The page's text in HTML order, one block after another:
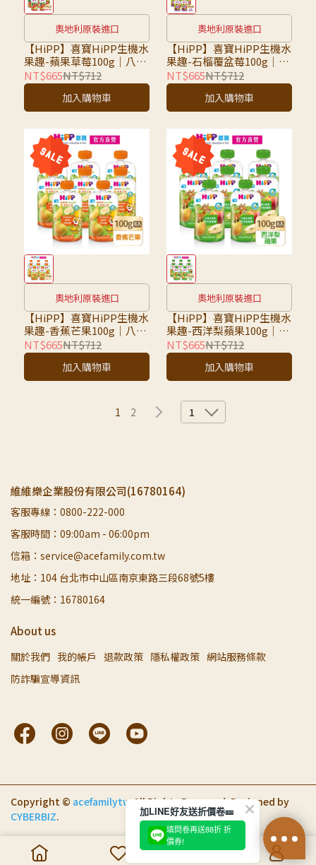
奧地利原裝進口
【HiPP】喜寶HiPP生機水
果趣-蘋果草莓100g｜八入
組｜超取限7組，超過請選
宅配
NT$665NT$712
加入購物車
奧地利原裝進口
【HiPP】喜寶HiPP生機水
果趣-石榴覆盆莓100g｜8
入組｜超取限7組，超過請
選宅配
NT$665NT$712
加入購物車
奧地利原裝進口
【HiPP】喜寶HiPP生機水
果趣-香蕉芒果100g｜八入
組｜超取限7組，超過請選
宅配
NT$665NT$712
加入購物車
奧地利原裝進口
【HiPP】喜寶HiPP生機水
果趣-西洋梨蘋果100g｜八
入組｜超取限7組，超過請
選宅配
NT$665NT$712
加入購物車
1 2 1
維維樂企業股份有限公司(16780164)
客服專線：0800-222-000
客服時間：09:00am - 06:00pm
信箱：service@acefamily.com.tw
地址：104 台北市中山區南京東路三段68號5樓
統一編號：16780164
About us
關於我們 我的帳戶 退款政策 隱私權政策 網站服務條款
防詐騙宣導資訊
Copyright © acefamilytwAll Rights Reserved.Designed by
CYBERBIZ. 加LINE好友送折價卷🎫
填問卷再送88折 折
價券!